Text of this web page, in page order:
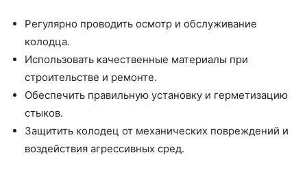
Регулярно проводить осмотр и обслуживание
колодца.
Использовать качественные материалы при
строительстве и ремонте.
Обеспечить правильную установку и герметизацию
стыков.
Защитить колодец от механических повреждений и
воздействия агрессивных сред.